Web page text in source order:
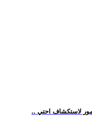
لاستكشاف احتي